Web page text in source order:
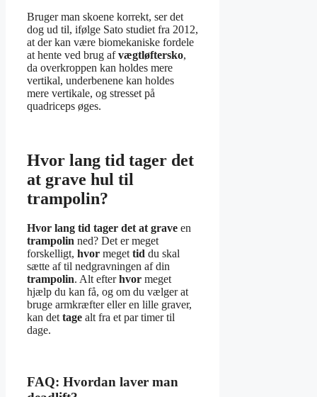
Bruger man skoene korrekt, ser det
dog ud til, ifølge Sato studiet fra 2012,
at der kan være biomekaniske fordele
at hente ved brug afvægtløftersko,
da overkroppen kan holdes mere
vertikal, underbenene kan holdes
mere vertikale, og stresset på
quadriceps øges.
Hvor lang tid tager det
at grave hul til
trampolin?
Hvor lang tid tager det at grave en
trampolin ned? Det er meget
forskelligt, hvor megettid du skal
sætte af til nedgravningen af din
trampolin. Alt efterhvor meget
hjælp du kan få, og om du vælger at
bruge armkræfter eller en lille graver,
kan dettage alt fra et par timer til
dage.
FAQ: Hvordan laver man